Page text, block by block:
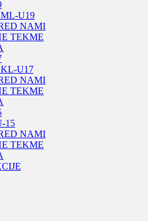
U19
NAMI
TEKME
U17
NAMI
TEKME
15
NAMI
TEKME